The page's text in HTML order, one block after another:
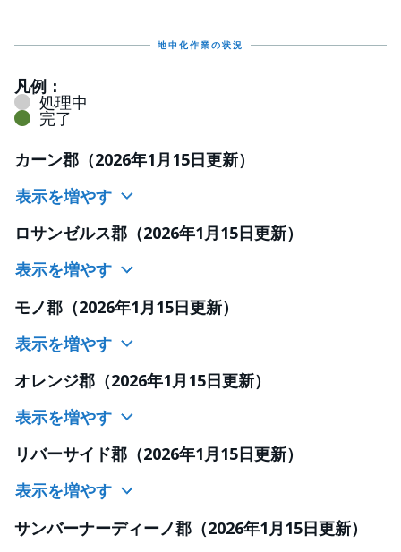
地中化作業の状況
凡例：
処理中
完了
カーン郡（2026年1月15日更新）
表示を増やす
ロサンゼルス郡（2026年1月15日更新）
表示を増やす
モノ郡（2026年1月15日更新）
表示を増やす
オレンジ郡（2026年1月15日更新）
表示を増やす
リバーサイド郡（2026年1月15日更新）
表示を増やす
サンバーナーディーノ郡（2026年1月15日更新）